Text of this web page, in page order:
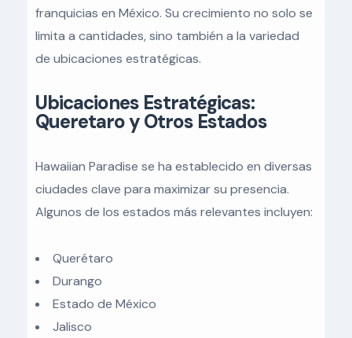
franquicias en México. Su crecimiento no solo se
limita a cantidades, sino también a la variedad
de ubicaciones estratégicas.
Ubicaciones Estratégicas:
Queretaro y Otros Estados
Hawaiian Paradise se ha establecido en diversas
ciudades clave para maximizar su presencia.
Algunos de los estados más relevantes incluyen:
Querétaro
Durango
Estado de México
Jalisco